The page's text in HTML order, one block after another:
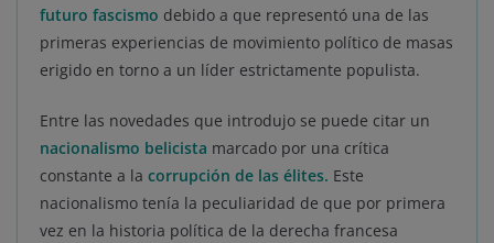
futuro fascismo debido a que representó una de las
primeras experiencias de movimiento político de masas
erigido en torno a un líder estrictamente populista.
Entre las novedades que introdujo se puede citar un
nacionalismo belicista marcado por una crítica
constante a la corrupción de las élites. Este
nacionalismo tenía la peculiaridad de que por primera
vez en la historia política de la derecha francesa